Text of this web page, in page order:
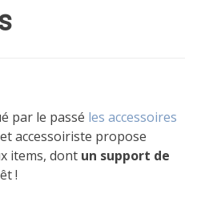
par le passé les accessoires
accessoiriste propose
items, dont un support de
!